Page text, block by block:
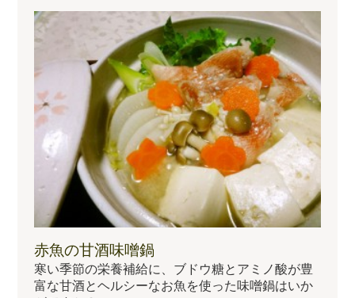
赤魚の甘酒味噌鍋
寒い季節の栄養補給に、ブドウ糖とアミノ酸が豊
富な甘酒とヘルシーなお魚を使った味噌鍋はいか